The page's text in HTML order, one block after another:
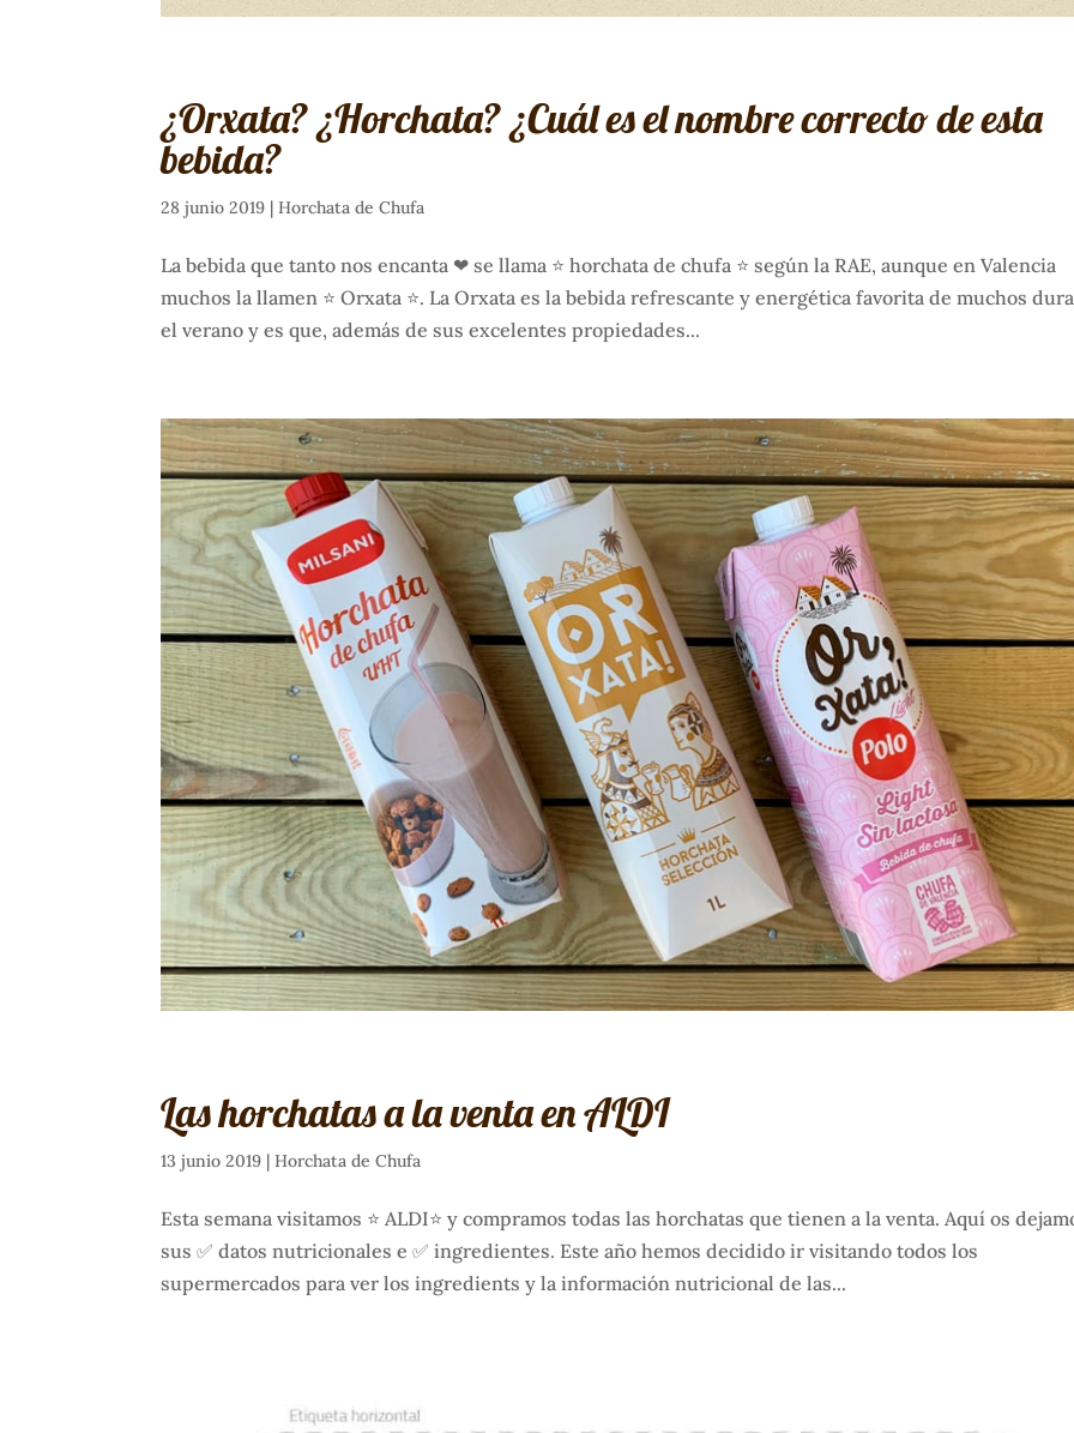
¿Orxata? ¿Horchata? ¿Cuál es el nombre correcto de esta
bebida?
28 junio 2019 |Horchata de Chufa
La bebida que tanto nos encanta ❤ se llama ⭐ horchata de chufa ⭐ según la RAE, aunque en Valencia
muchos la llamen ⭐ Orxata ⭐. La Orxata es la bebida refrescante y energética favorita de muchos
el verano y es que, además de sus excelentes propiedades...
Las horchatas a la venta en ALDI
13 junio 2019 |Horchata de Chufa
Esta semana visitamos ⭐ ALDI⭐ y compramos todas las horchatas que tienen a la venta. Aquí os
sus ✅ datos nutricionales e ✅ ingredientes. Este año hemos decidido ir visitando todos los
supermercados para ver los ingredients y la información nutricional de las...